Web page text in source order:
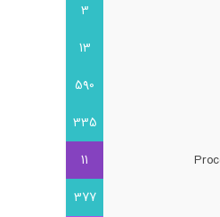
3
13
590
335
11
377